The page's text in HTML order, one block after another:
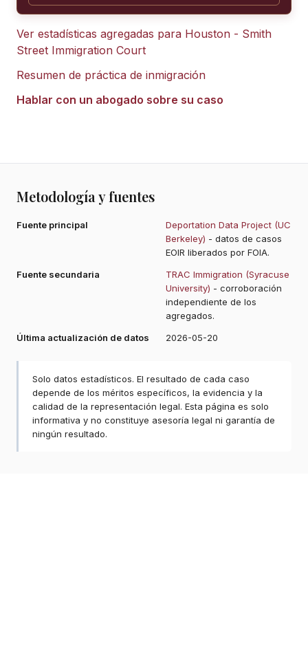
Ver estadísticas agregadas para Houston - Smith
Street Immigration Court
Resumen de práctica de inmigración
Hablar con un abogado sobre su caso
Metodología y fuentes
Fuente principal
Deportation Data Project (UC
Berkeley) - datos de casos
EOIR liberados por FOIA.
Fuente secundaria
TRAC Immigration (Syracuse
University) - corroboración
independiente de los
agregados.
Última actualización de datos
2026-05-20
Solo datos estadísticos. El resultado de cada caso
depende de los méritos específicos, la evidencia y la
calidad de la representación legal. Esta página es solo
informativa y no constituye asesoría legal ni garantía de
ningún resultado.